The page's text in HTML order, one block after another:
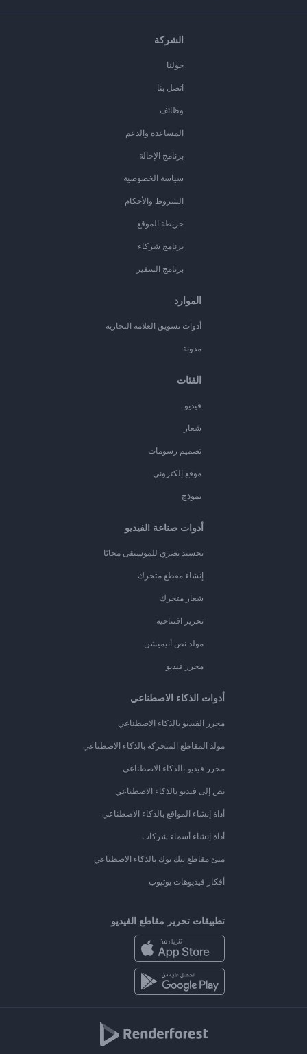
الشركة
حولنا
اتصل بنا
وظائف
المساعدة والدعم
برنامج الإحالة
سياسة الخصوصية
الشروط والأحكام
خريطة الموقع
برنامج شركاء
برنامج السفير
الموارد
أدوات تسويق العلامة التجارية
مدونة
الفئات
فيديو
شعار
تصميم رسومات
موقع إلكتروني
نموذج
أدوات صناعة الفيديو
تجسيد بصري للموسيقى مجانًا
إنشاء مقطع متحرك
شعار متحرك
تحرير افتتاحية
مولد نص أنيميشن
محرر فيديو
أدوات الذكاء الاصطناعي
محرر الفيديو بالذكاء الاصطناعي
مولد المقاطع المتحركة بالذكاء الاصطناعي
محرر فيديو بالذكاء الاصطناعي
نص إلى فيديو بالذكاء الاصطناعي
أداة إنشاء المواقع بالذكاء الاصطناعي
أداة إنشاء أسماء شركات
منئ مقاطع تيك توك بالذكاء الاصطناعي
أفكار فيديوهات يوتيوب
تطبيقات تحرير مقاطع الفيديو